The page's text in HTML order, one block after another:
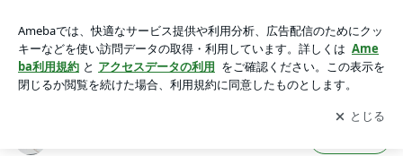
財産と調査アプリをダウンロードして ブログの更新通知
を受け取りまし
ょう。
開く